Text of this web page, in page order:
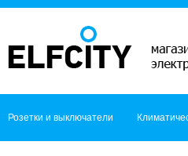
Розетки и выключатели